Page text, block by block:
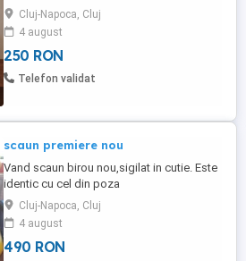
de 250 lei. Foarte puțin folosit Prețul unui
birou nou este în jur de 700 lei Nu asigur
transport sau livrare. Se poate ridica după
ora 18:00.
Cluj-Napoca, Cluj
4 august
250 RON
Telefon validat
scaun premiere nou
Vand scaun birou nou,sigilat in cutie. Este
identic cu cel din poza
Cluj-Napoca, Cluj
4 august
490 RON